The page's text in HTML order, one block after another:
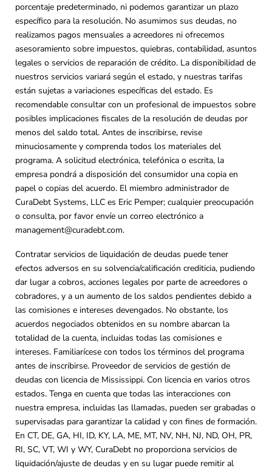
porcentaje predeterminado, ni podemos garantizar un plazo
específico para la resolución. No asumimos sus deudas, no
realizamos pagos mensuales a acreedores ni ofrecemos
asesoramiento sobre impuestos, quiebras, contabilidad, asuntos
legales o servicios de reparación de crédito. La disponibilidad de
nuestros servicios variará según el estado, y nuestras tarifas
están sujetas a variaciones específicas del estado. Es
recomendable consultar con un profesional de impuestos sobre
posibles implicaciones fiscales de la resolución de deudas por
menos del saldo total. Antes de inscribirse, revise
minuciosamente y comprenda todos los materiales del
programa. A solicitud electrónica, telefónica o escrita, la
empresa pondrá a disposición del consumidor una copia en
papel o copias del acuerdo. El miembro administrador de
CuraDebt Systems, LLC es Eric Pemper; cualquier preocupación
o consulta, por favor envíe un correo electrónico a
management@curadebt.com.
Contratar servicios de liquidación de deudas puede tener
efectos adversos en su solvencia/calificación crediticia, pudiendo
dar lugar a cobros, acciones legales por parte de acreedores o
cobradores, y a un aumento de los saldos pendientes debido a
las comisiones e intereses devengados. No obstante, los
acuerdos negociados obtenidos en su nombre abarcan la
totalidad de la cuenta, incluidas todas las comisiones e
intereses. Familiarícese con todos los términos del programa
antes de inscribirse. Proveedor de servicios de gestión de
deudas con licencia de Mississippi. Con licencia en varios otros
estados. Tenga en cuenta que todas las interacciones con
nuestra empresa, incluidas las llamadas, pueden ser grabadas o
supervisadas para garantizar la calidad y con fines de formación.
En CT, DE, GA, HI, ID, KY, LA, ME, MT, NV, NH, NJ, ND, OH, PR,
RI, SC, VT, WI y WY, CuraDebt no proporciona servicios de
liquidación/ajuste de deudas y en su lugar puede remitir al